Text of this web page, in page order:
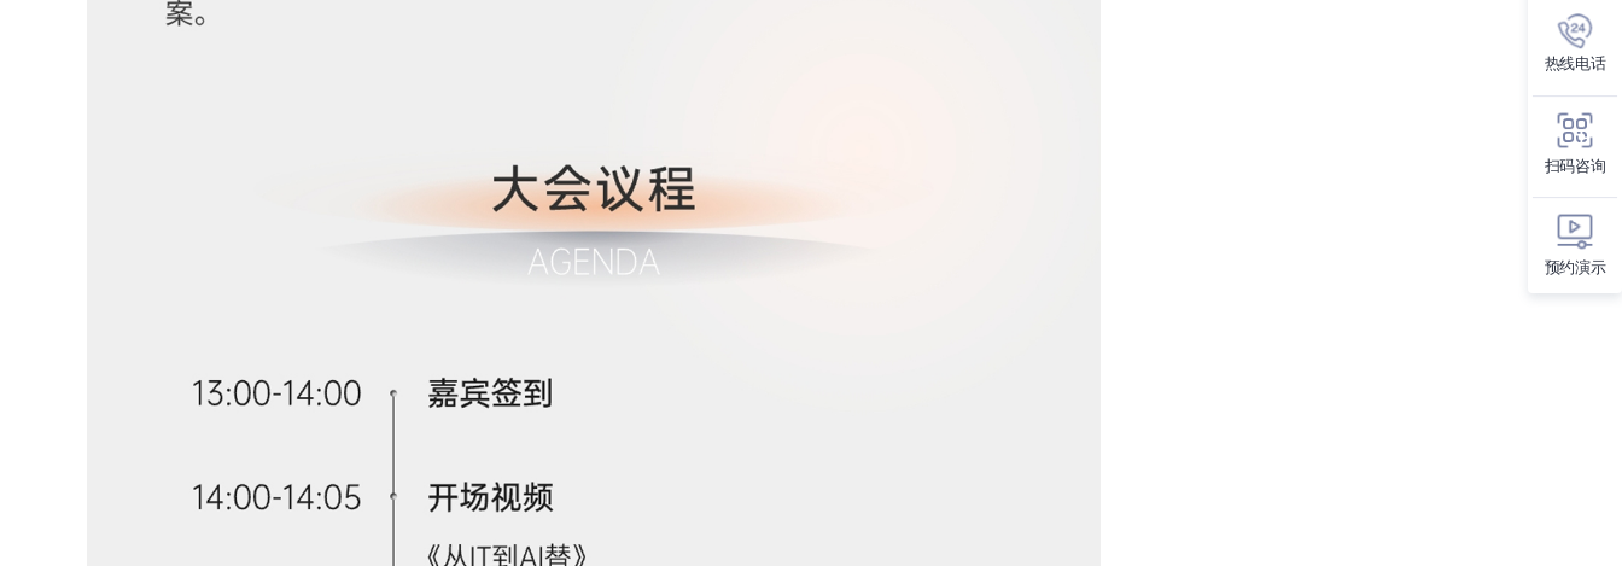
热线电话
扫码咨询
预约演示